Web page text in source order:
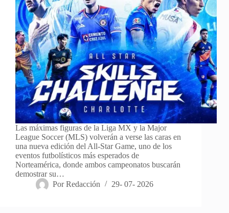
Las máximas figuras de la Liga MX y la Major
League Soccer (MLS) volverán a verse las caras en
una nueva edición del All-Star Game, uno de los
eventos futbolísticos más esperados de
Norteamérica, donde ambos campeonatos buscarán
demostrar su…
Por Redacción 29- 07- 2026